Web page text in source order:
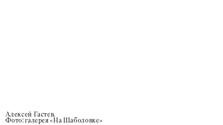
Алексей Гастев.
Фото: галерея «На Шаболовке»